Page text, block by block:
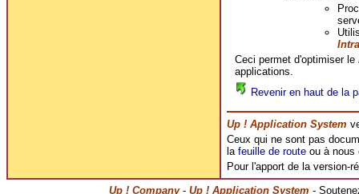
Ceci permet d'optimiser le
applications.
Revenir en haut de la
Up ! Application System
Ceux qui ne sont pas
la feuille de routeou à nous
Pour l'apport de la version-
Up ! Company- Up ! Application System -